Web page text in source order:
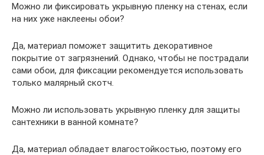
Можно ли фиксировать укрывную пленку на стенах, если
на них уже наклеены обои?
Да, материал поможет защитить декоративное
покрытие от загрязнений. Однако, чтобы не пострадали
сами обои, для фиксации рекомендуется использовать
только малярный скотч.
Можно ли использовать укрывную пленку для защиты
сантехники в ванной комнате?
Да, материал обладает влагостойкостью, поэтому его